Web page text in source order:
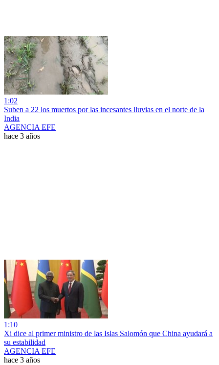
1:02
Suben a 22 los muertos por las incesantes lluvias en el norte de la
India
AGENCIA EFE
hace 3 años
1:10
Xi dice al primer ministro de las Islas Salomón que China ayudará a
su estabilidad
AGENCIA EFE
hace 3 años